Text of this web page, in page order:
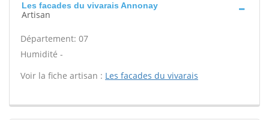
Les facades du vivarais Annonay
Artisan
Département: 07
Humidité -
Voir la fiche artisan : Les facades du vivarais